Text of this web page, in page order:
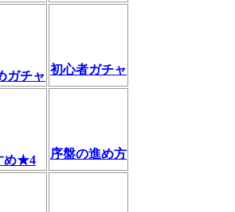
ガチャ 初心者ガチャ
め★4
序盤の進め方